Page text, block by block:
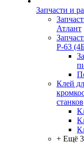
Запчасти и
Атлант
Р-63
Клей
станков
+ Ещё 3